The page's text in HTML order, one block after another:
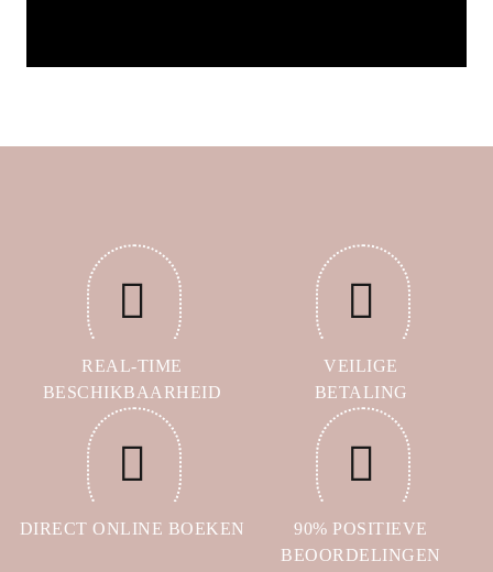
REAL-TIME
BESCHIKBAARHEID
VEILIGE
BETALING
DIRECT ONLINE BOEKEN
90% POSITIEVE
BEOORDELINGEN